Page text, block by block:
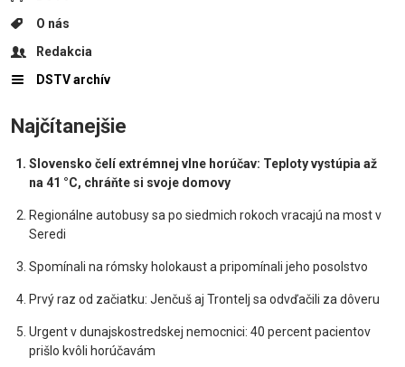
O nás
Redakcia
DSTV archív
Najčítanejšie
Slovensko čelí extrémnej vlne horúčav: Teploty vystúpia až
na 41 °C, chráňte si svoje domovy
Regionálne autobusy sa po siedmich rokoch vracajú na most v
Seredi
Spomínali na rómsky holokaust a pripomínali jeho posolstvo
Prvý raz od začiatku: Jenčuš aj Trontelj sa odvďačili za dôveru
Urgent v dunajskostredskej nemocnici: 40 percent pacientov
prišlo kvôli horúčavám